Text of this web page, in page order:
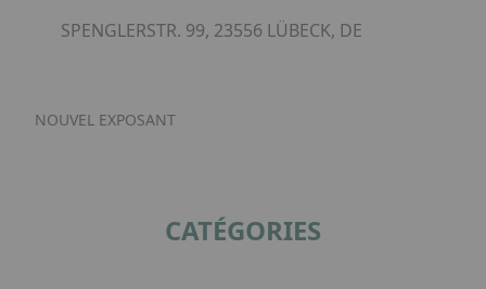
SPENGLERSTR. 99, 23556 LÜBECK, DE
NOUVEL EXPOSANT
CATÉGORIES